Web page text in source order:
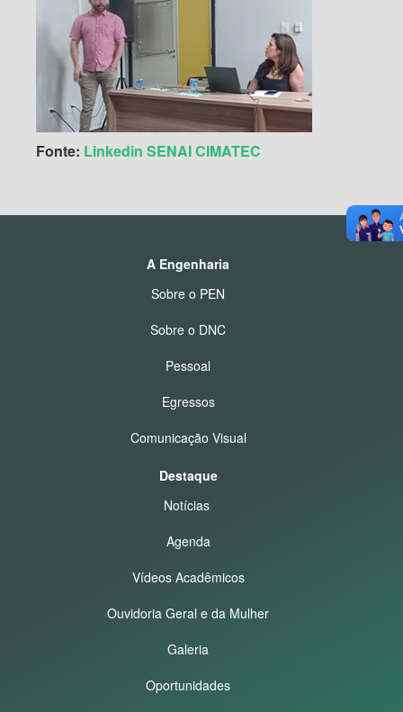
Fonte: Linkedin SENAI CIMATEC
A Engenharia
Sobre o PEN
Sobre o DNC
Pessoal
Egressos
Comunicação Visual
Destaque
Notícias
Agenda
Vídeos Acadêmicos
Ouvidoria Geral e da Mulher
Galeria
Oportunidades